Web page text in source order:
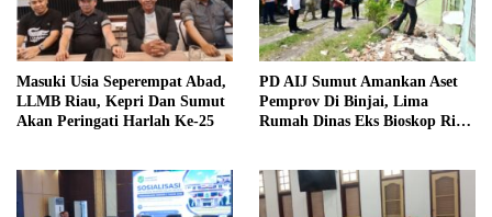
Masuki Usia Seperempat Abad,
LLMB Riau, Kepri Dan Sumut
Akan Peringati Harlah Ke-25
PD AIJ Sumut Amankan Aset
Pemprov Di Binjai, Lima
Rumah Dinas Eks Bioskop Ria